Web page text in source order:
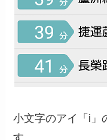
小文字のアイ「i」